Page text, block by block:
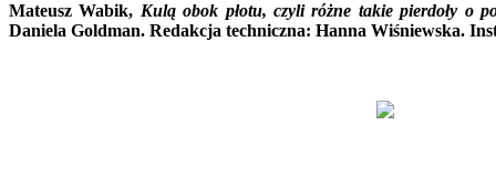
Mateusz Wabik, Kulą obok płotu, czyli różne takie pierdoły o
Daniela Goldman. Redakcja techniczna: Hanna Wiśniewska.